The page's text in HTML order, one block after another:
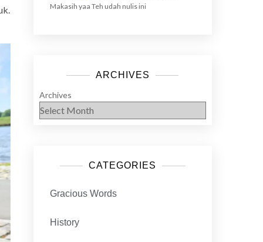
Makasih yaa Teh udah nulis ini
ARCHIVES
Archives
CATEGORIES
Gracious Words
History